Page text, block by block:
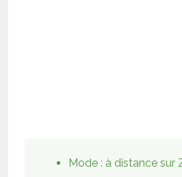
Mode : à distance sur